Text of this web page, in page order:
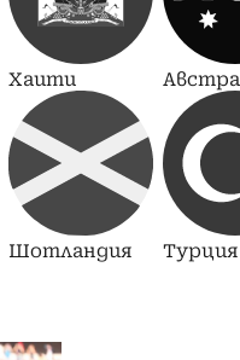
Хаити
Шотландия Турция